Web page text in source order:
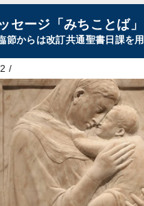
セージ「みちことば
節からは改訂共通聖書日課を
/